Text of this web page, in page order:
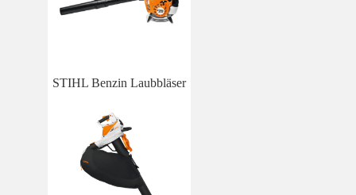
STIHL Benzin Laubbläser